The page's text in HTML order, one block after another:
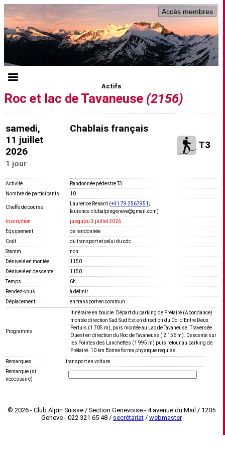
Accès membres
Actifs
Roc et lac de Tavaneuse (2156)
samedi,
11 juillet
2026
1 jour
Chablais français
T3
Activité
Randonnée pédestre T3
Nombre de participants
10
Cheffe de course
Laurence Renard (+41 79 2567951;
laurence.clubalpingeneve@gmail.com)
Inscription
jusquʼau 3 juillet 2026
Equipement
de randonnée
Coût
du transport et celui du cdc
Stamm
non
Dénivelé en montée
1150
Dénivelé en descente
1150
Temps
6h
Rendez-vous
à définir
Déplacement
en transport en commun
Programme
Itinéraire en boucle. Départ du parking de Prétairé (Abondance)
montée direction Sud Sud Est en direction du Col d'Entre Deux
Pertuis (1 705 m), puis montée au Lac de Tavaneuse. Traversée
Ouest en direction du Roc de Tavaneuse ( 2 156 m). Descente sur
les Pointes des Lanchettes (1 995 m) puis retour au parking de
Prétairé. 10 km Bonne forme physique requise
Remarques
transport en voiture
Remarque (si
nécessaire)
© 2026 - Club Alpin Suisse / Section Genevoise - 4 avenue du Mail / 1205
Geneve - 022 321 65 48 / secrétariat/ webmaster